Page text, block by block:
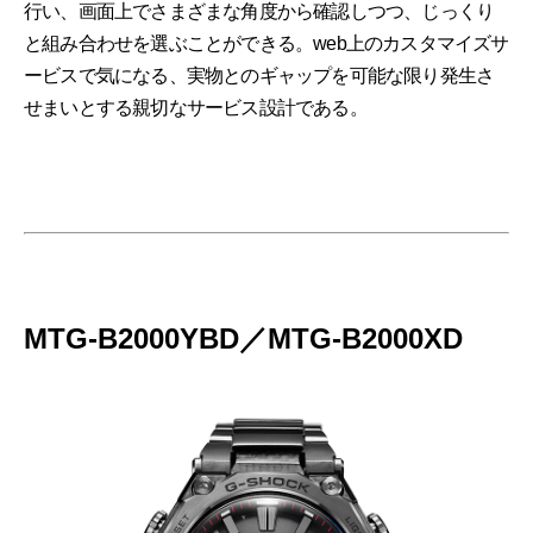
行い、画面上でさまざまな角度から確認しつつ、じっくり
と組み合わせを選ぶことができる。web上のカスタマイズサ
ービスで気になる、実物とのギャップを可能な限り発生さ
せまいとする親切なサービス設計である。
MTG-B2000YBD／MTG-B2000XD